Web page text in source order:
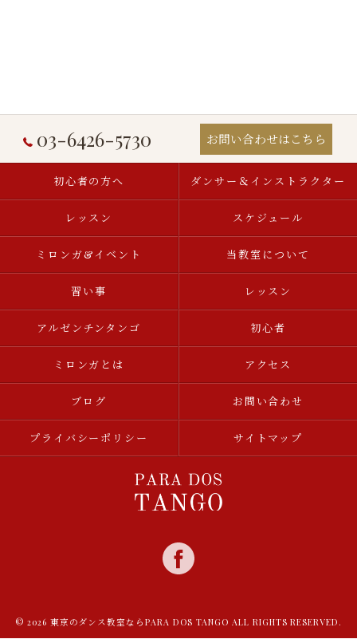
03-6426-5730 お問い合わせはこちら
初心者の方へ ダンサー＆インストラクター
レッスン スケジュール
ミロンガ&イベント 当教室について
習い事 レッスン
アルゼンチンタンゴ 初心者
ミロンガとは アクセス
ブログ お問い合わせ
プライバシーポリシー サイトマップ
© 2026 東京のダンス教室ならPARA DOS TANGO ALL RIGHTS RESERVED.